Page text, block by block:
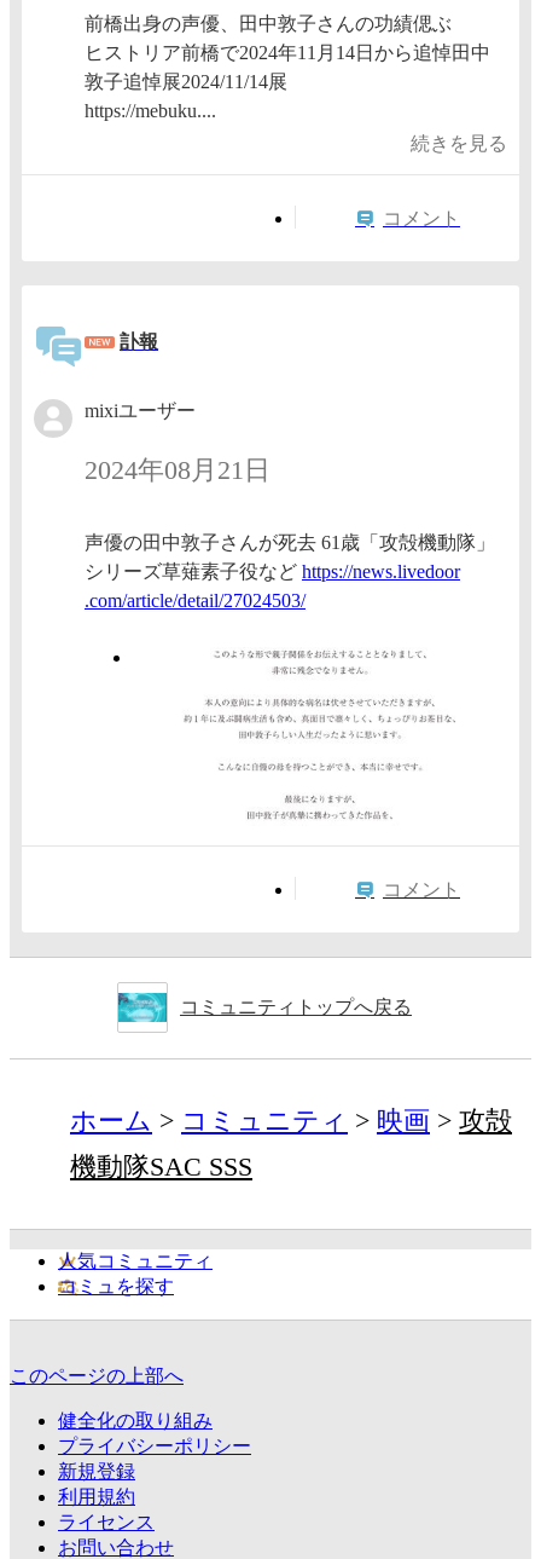
前橋出身の声優、田中敦子さんの功績偲ぶ
ヒストリア前橋で2024年11月14日から追悼田中
敦子追悼展2024/11/14展
https://mebuku....
続きを見る
コメント
訃報
mixiユーザー
2024年08月21日
声優の田中敦子さんが死去 61歳「攻殻機動隊」
シリーズ草薙素子役など https://news.livedoor
.com/article/detail/27024503/
コメント
コミュニティトップへ戻る
ホーム コミュニティ 映画
攻殻
機動隊SAC SSS
人気コミュニティ
コミュを探す
このページの上部へ
健全化の取り組み
プライバシーポリシー
新規登録
利用規約
ライセンス
お問い合わせ